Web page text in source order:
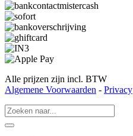
Alle prijzen zijn incl. BTW
Algemene Voorwaarden - Privacy